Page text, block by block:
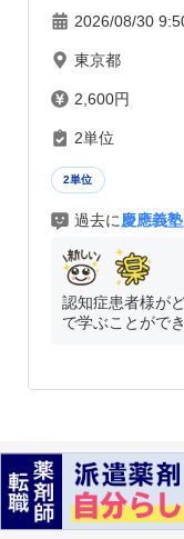
2026/08/30
東京都
2,600円
2単位
2単位
過去に慶應義
認知症患者様が
で学ぶことがで